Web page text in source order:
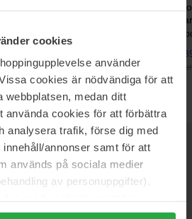
cookies
använder
cookies är nödvändiga för att
webbplatsen, medan ditt
cookies för att förbättra
analysera trafik, förse dig med
annonser samt för att
används på sociala medier
av personuppgifter).
alla cookies" accepterar du
1
SIĘ JAKO PIERWSZY